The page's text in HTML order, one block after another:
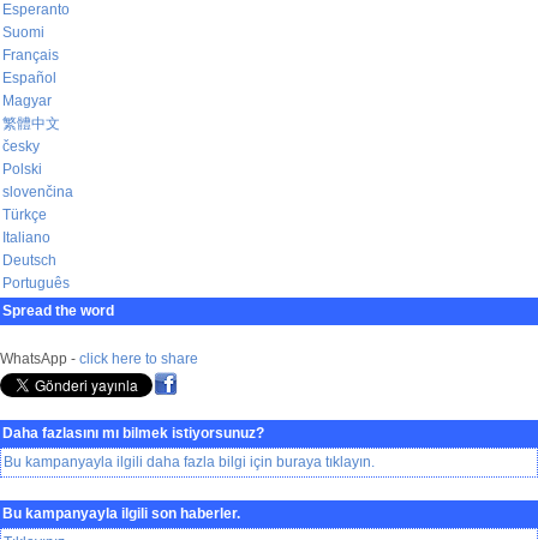
Esperanto
Suomi
Français
Español
Magyar
繁體中文
česky
Polski
slovenčina
Türkçe
Italiano
Deutsch
Português
Spread the word
WhatsApp - click here to share
Daha fazlasını mı bilmek istiyorsunuz?
Bu kampanyayla ilgili daha fazla bilgi için buraya tıklayın.
Bu kampanyayla ilgili son haberler.